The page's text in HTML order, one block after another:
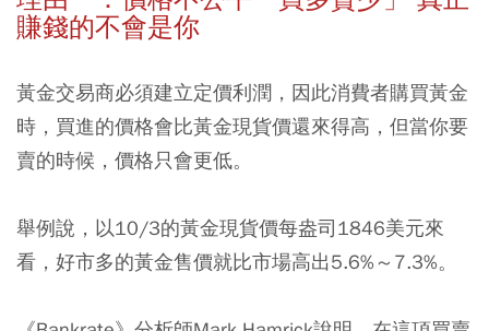
賺錢的不會是你
黃金交易商必須建立定價利潤，因此消費者購買黃金
時，買進的價格會比黃金現貨價還來得高，但當你要
賣的時候，價格只會更低。
舉例說，以10/3的黃金現貨價每盎司1846美元來
看，好市多的黃金售價就比市場高出5.6%～7.3%。